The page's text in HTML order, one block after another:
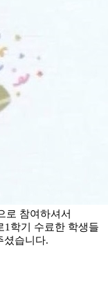
로 참여하셔서
1학기 수료한 학생들
셨습니다.